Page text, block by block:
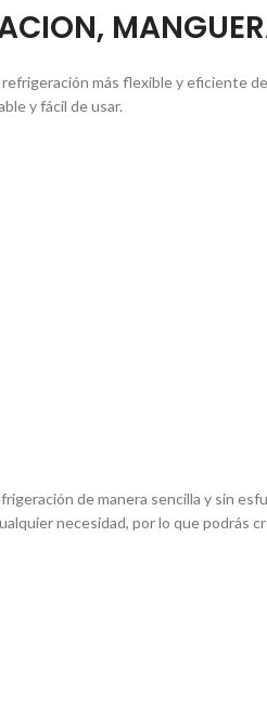
refrigeración más flexible y eficiente
y fácil de usar.
de manera sencilla y sin
necesidad, por lo que podrás